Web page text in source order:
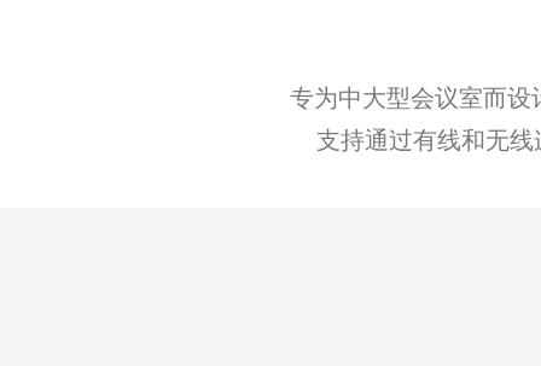
专为中大型会议室而
支持通过有线和无